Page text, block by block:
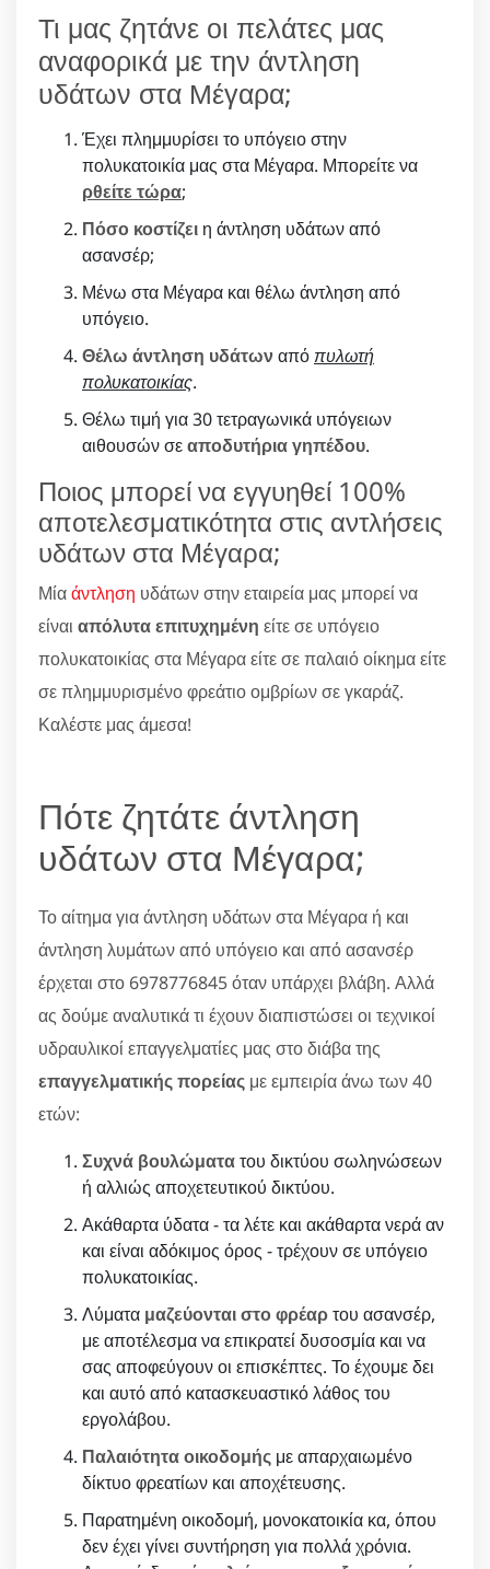
Τι μας ζητάνε οι πελάτες μας
αναφορικά με την άντληση
υδάτων στα Μέγαρα;
Έχει πλημμυρίσει το υπόγειο στην
πολυκατοικία μας στα Μέγαρα. Μπορείτε να
ρθείτε τώρα;
Πόσο κοστίζει η άντληση υδάτων από
ασανσέρ;
Μένω στα Μέγαρα και θέλω άντληση από
υπόγειο.
Θέλω άντληση υδάτωναπό πυλωτή
πολυκατοικίας.
Θέλω τιμή για 30 τετραγωνικά υπόγειων
αιθουσών σεαποδυτήρια γηπέδου.
Ποιος μπορεί να εγγυηθεί 100%
αποτελεσματικότητα στις αντλήσεις
υδάτων στα Μέγαρα;
Μίαάντληση υδάτων στην εταιρεία μας μπορεί να
είναι απόλυτα επιτυχημένη είτε σε υπόγειο
πολυκατοικίας στα Μέγαρα είτε σε παλαιό οίκημα είτε
σε πλημμυρισμένο φρεάτιο ομβρίων σε γκαράζ.
Καλέστε μας άμεσα!
Πότε ζητάτε άντληση
υδάτων στα Μέγαρα;
Το αίτημα για άντληση υδάτων στα Μέγαρα ή και
άντληση λυμάτων από υπόγειο και από ασανσέρ
έρχεται στο 6978776845 όταν υπάρχει βλάβη. Αλλά
ας δούμε αναλυτικά τι έχουν διαπιστώσει οι τεχνικοί
υδραυλικοί επαγγελματίες μας στο διάβα της
επαγγελματικής πορείας με εμπειρία άνω των 40
ετών:
Συχνά βουλώματατου δικτύου σωληνώσεων
ή αλλιώς αποχετευτικού δικτύου.
Ακάθαρτα ύδατα - τα λέτε και ακάθαρτα νερά αν
και είναι αδόκιμος όρος - τρέχουν σε υπόγειο
πολυκατοικίας.
Λύματα μαζεύονται στο φρέαρτου ασανσέρ,
με αποτέλεσμα να επικρατεί δυσοσμία και να
σας αποφεύγουν οι επισκέπτες. Το έχουμε δει
και αυτό από κατασκευαστικό λάθος του
εργολάβου.
Παλαιότητα οικοδομής με απαρχαιωμένο
δίκτυο φρεατίων και αποχέτευσης.
Παρατημένη οικοδομή, μονοκατοικία κα, όπου
δεν έχει γίνει συντήρηση για πολλά χρόνια.